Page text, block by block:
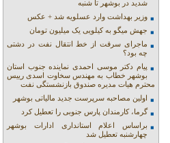
شدید در بوشهر تا شنبه
وزیر بهداشت وارد عسلویه شد + عکس
جهش میگو به کیلویی یک میلیون تومان
ماجرای سرقت از خط انتقال نفت در دشتی
چه بود؟
پیام دکتر موسی احمدی نماینده جنوب استان
بوشهر خطاب به مهندس سخاوت اسدی رییس
محترم هیات مدیره صندوق بازنشستگی نفت
اولین مصاحبه سرپرست جدید مالیاتی بوشهر
گرما، کارمندان پارس جنوبی را تعطیل کرد
براساس اعلام استانداری ادارات بوشهر
چهارشنبه تعطیل شد